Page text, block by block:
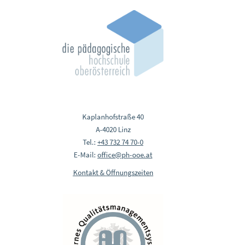
Kaplanhofstraße 40
A-4020 Linz
Tel.: +43 732 74 70-0
E-Mail: office@ph-ooe.at
Kontakt & Öffnungszeiten